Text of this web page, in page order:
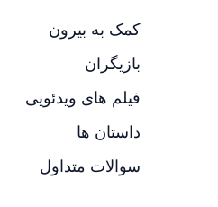
کمک به بیرون
بازیگران
فیلم های ویدئویی
داستان ها
سوالات متداول